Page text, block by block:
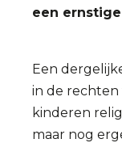
een
Een
in de rechten
kinderen
maar nog